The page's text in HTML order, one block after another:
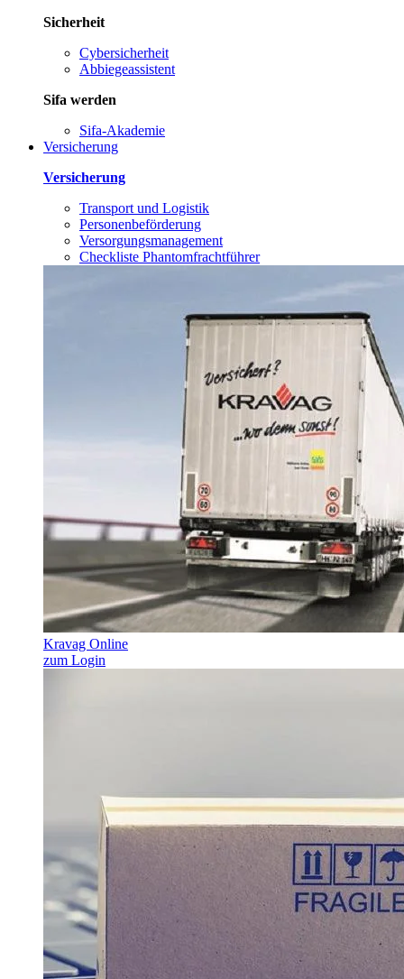
Sicherheit
Cybersicherheit
Abbiegeassistent
Sifa werden
Sifa-Akademie
Versicherung
Versicherung
Transport und Logistik
Personenbeförderung
Versorgungsmanagement
Checkliste Phantomfrachtführer
Kravag Online
zum Login